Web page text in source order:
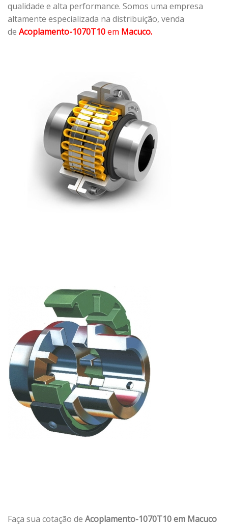
qualidade e alta performance. Somos uma empresa
altamente especializada na distribuição, venda
de Acoplamento-1070T10em Macuco.
Faça sua cotação de Acoplamento-1070T10 em Macuco